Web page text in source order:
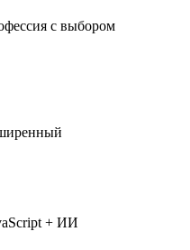
с выбором
+ ИИ